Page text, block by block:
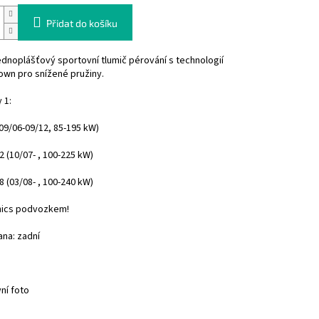
Přidat do košíku
sportovní tlumič pérování s technologií
pro snížené pružiny.
1:
06-09/12, 85-195 kW)
(10/07- , 100-225 kW)
(03/08- , 100-240 kW)
podvozkem!
zadní
foto